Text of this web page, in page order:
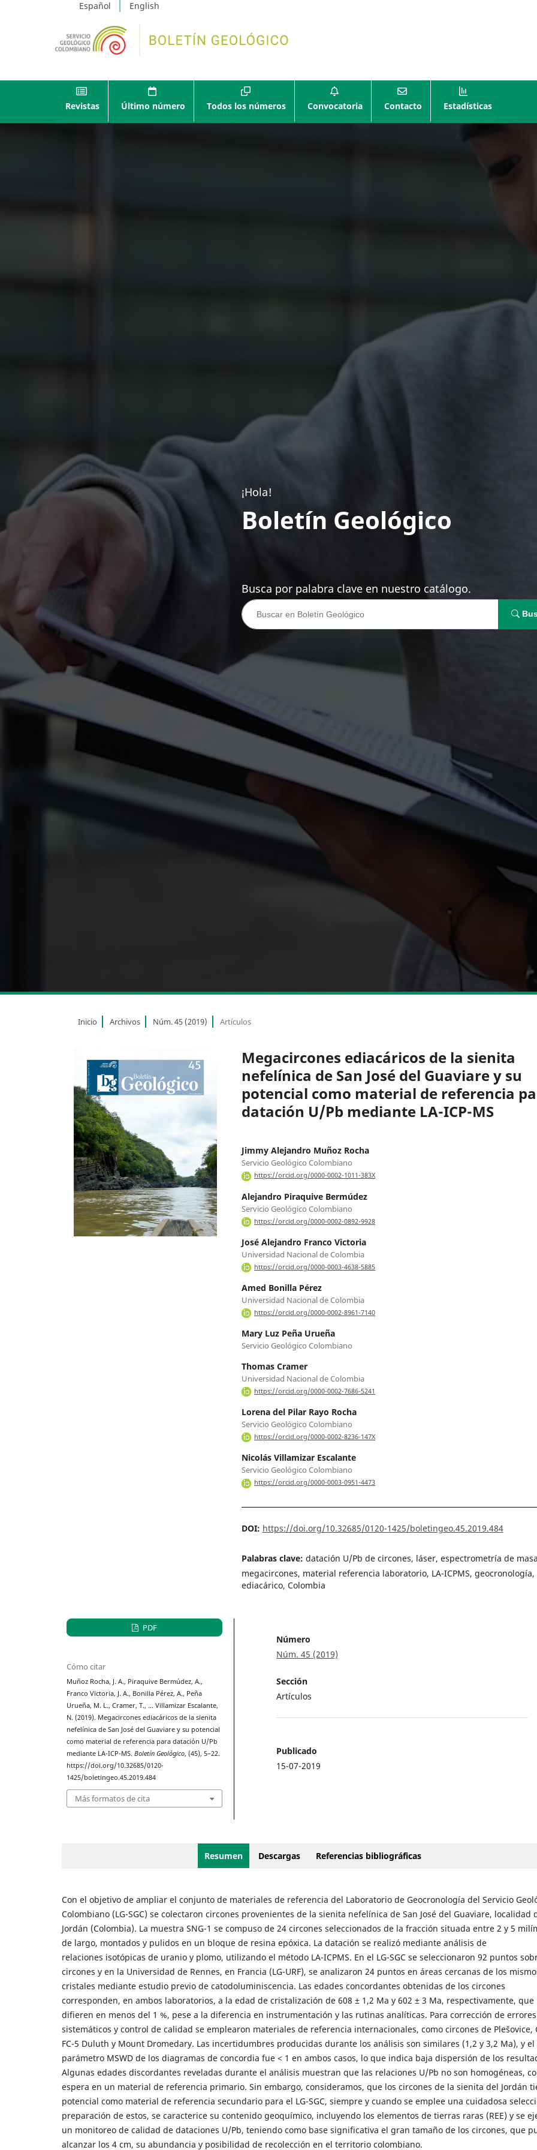
Español English
Revistas Último número Todos los números Convocatoria Contacto Estadísticas
¡Hola!
Boletín Geológico
Busca por palabra clave en nuestro catálogo.
Inicio Archivos Núm. 45 (2019) Artículos
Megacircones ediacáricos de la sienita
nefelínica de San José del Guaviare y su
potencial como material de referencia
datación U/Pb mediante LA-ICP-MS
Jimmy Alejandro Muñoz Rocha
Servicio Geológico Colombiano
https://orcid.org/0000-0002-1011-383X
Alejandro Piraquive Bermúdez
Servicio Geológico Colombiano
https://orcid.org/0000-0002-0892-9928
José Alejandro Franco Victoria
Universidad Nacional de Colombia
https://orcid.org/0000-0003-4638-5885
Amed Bonilla Pérez
Universidad Nacional de Colombia
https://orcid.org/0000-0002-8961-7140
Mary Luz Peña Urueña
Servicio Geológico Colombiano
Thomas Cramer
Universidad Nacional de Colombia
https://orcid.org/0000-0002-7686-5241
Lorena del Pilar Rayo Rocha
Servicio Geológico Colombiano
https://orcid.org/0000-0002-8236-147X
Nicolás Villamizar Escalante
Servicio Geológico Colombiano
https://orcid.org/0000-0003-0951-4473
DOI: https://doi.org/10.32685/0120-1425/boletingeo.45.2019.484
Palabras clave: datación U/Pb de circones, láser, espectrometría de
megacircones, material referencia laboratorio, LA-ICPMS, geocronología,
ediacárico, Colombia
PDF
Cómo citar
Muñoz Rocha, J. A., Piraquive Bermúdez, A.,
Franco Victoria, J. A., Bonilla Pérez, A., Peña
Urueña, M. L., Cramer, T., … Villamizar Escalante,
N. (2019). Megacircones ediacáricos de la sienita
nefelínica de San José del Guaviare y su potencial
como material de referencia para datación U/Pb
mediante LA-ICP-MS.Boletín Geológico, (45), 5–22.
https://doi.org/10.32685/0120-
1425/boletingeo.45.2019.484
Más formatos de cita
Número
Núm. 45 (2019)
Sección
Artículos
Publicado
15-07-2019
Resumen Descargas Referencias bibliográficas
Con el objetivo de ampliar el conjunto de materiales de referencia del Laboratorio de Geocronología del Servicio
Colombiano (LG-SGC) se colectaron circones provenientes de la sienita nefelínica de San José del Guaviare, localidad
Jordán (Colombia). La muestra SNG-1 se compuso de 24 circones seleccionados de la fracción situada entre 2 y 5
de largo, montados y pulidos en un bloque de resina epóxica. La datación se realizó mediante análisis de
relaciones isotópicas de uranio y plomo, utilizando el método LA-ICPMS. En el LG-SGC se seleccionaron 92 puntos
circones y en la Universidad de Rennes, en Francia (LG-URF), se analizaron 24 puntos en áreas cercanas de los
cristales mediante estudio previo de catodoluminiscencia. Las edades concordantes obtenidas de los circones
corresponden, en ambos laboratorios, a la edad de cristalización de 608 ± 1,2 Ma y 602 ± 3 Ma, respectivamente, que
difieren en menos del 1 %, pese a la diferencia en instrumentación y las rutinas analíticas. Para corrección de errores
sistemáticos y control de calidad se emplearon materiales de referencia internacionales, como circones de Plešovice,
FC-5 Duluth y Mount Dromedary. Las incertidumbres producidas durante los análisis son similares (1,2 y 3,2 Ma), y el
parámetro MSWD de los diagramas de concordia fue < 1 en ambos casos, lo que indica baja dispersión de los
Algunas edades discordantes reveladas durante el análisis muestran que las relaciones U/Pb no son homogéneas,
espera en un material de referencia primario. Sin embargo, consideramos, que los circones de la sienita del Jordán
potencial como material de referencia secundario para el LG-SGC, siempre y cuando se emplee una cuidadosa
preparación de estos, se caracterice su contenido geoquímico, incluyendo los elementos de tierras raras (REE) y se
un monitoreo de calidad de dataciones U/Pb, teniendo como base significativa el gran tamaño de los circones, que
alcanzar los 4 cm, su abundancia y posibilidad de recolección en el territorio colombiano.